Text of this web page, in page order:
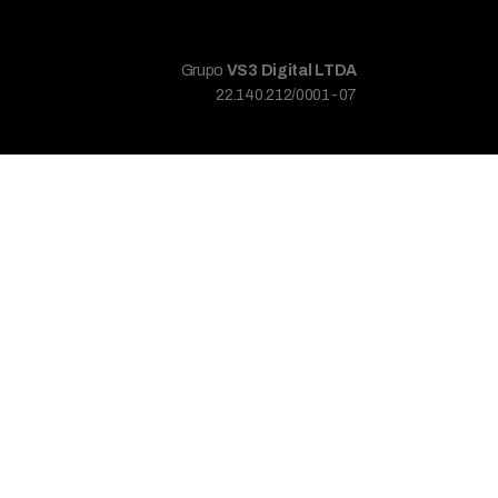
Grupo VS3 Digital LTDA
22.140.212/0001-07